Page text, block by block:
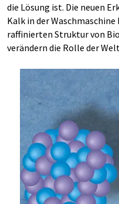
die Lösung ist. Die neuen
Kalk in der
raffinierten Struktur von
verändern die Rolle der